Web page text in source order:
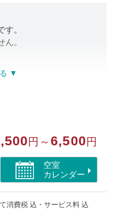
。
。
レンジ
意はございません。
円～6,500 円
空室
カレンダー
消費税 込・サービス料 込